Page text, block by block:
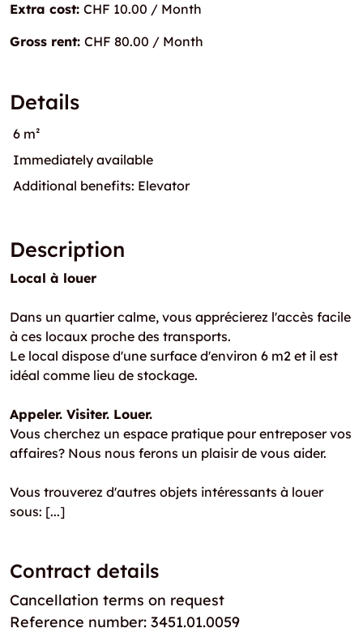
Extra cost: CHF 10.00 / Month
Gross rent: CHF 80.00 / Month
Details
6 m²
Immediately available
Additional benefits: Elevator
Description
Local à louer
Dans un quartier calme, vous apprécierez l'accès facile
à ces locaux proche des transports.
Le local dispose d'une surface d'environ 6 m2 et il est
idéal comme lieu de stockage.
Appeler. Visiter. Louer.
Vous cherchez un espace pratique pour entreposer vos
affaires? Nous nous ferons un plaisir de vous aider.
Vous trouverez d'autres objets intéressants à louer
sous: [...]
Contract details
Cancellation terms on request
Reference number: 3451.01.0059